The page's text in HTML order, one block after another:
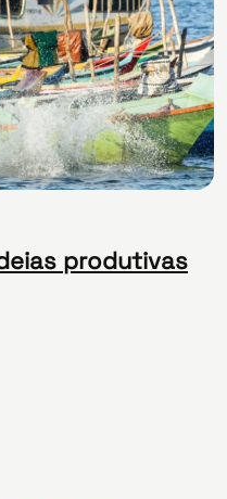
produtivas